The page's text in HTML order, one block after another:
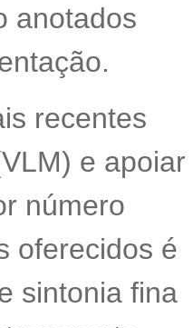
anotados
recentes
e apoiar
número
oferecidos é
sintonia fina